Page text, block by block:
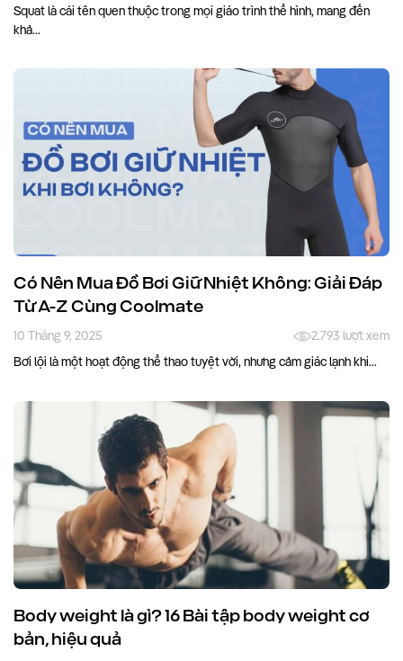
Squat là cái tên quen thuộc trong mọi giáo trình thể hình, mang đến
khả...
Có Nên Mua Đồ Bơi Giữ Nhiệt Không: Giải Đáp
Từ A-Z Cùng Coolmate
10 Tháng 9, 2025 2.793 lượt xem
Bơi lội là một hoạt động thể thao tuyệt vời, nhưng cảm giác lạnh khi...
Body weight là gì? 16 Bài tập body weight cơ
bản, hiệu quả